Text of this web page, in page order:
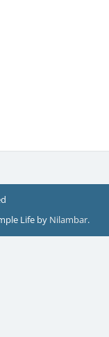
Life by Nilambar.